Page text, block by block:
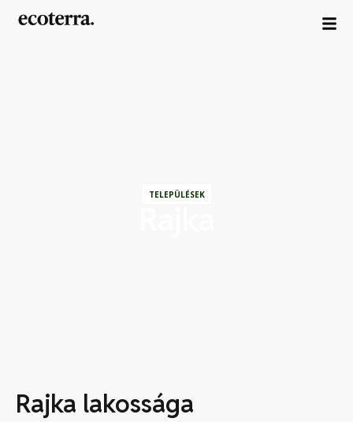
TELEPÜLÉSEK
Rajka lakossága